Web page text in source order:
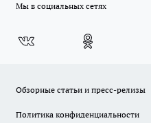
Мы в социальных сетях
Обзорные статьи и пресс-релизы
Политика конфиденциальности